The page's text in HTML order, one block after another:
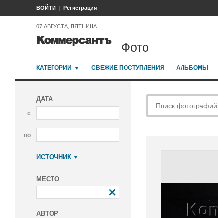
ВОЙТИ Регистрация
07 АВГУСТА, ПЯТНИЦА
Фото
КАТЕГОРИИ СВЕЖИЕ ПОСТУПЛЕНИЯ АЛЬБОМЫ
ДАТА
с
по
ИСТОЧНИК
МЕСТО
АВТОР